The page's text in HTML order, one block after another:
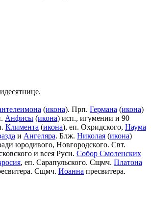
(икона). Прп. Германа (икона)
Анфисы (икона) исп., игумении и 90
Климента (икона), еп. Охридского, Наума
и Ангеляра. Блж. Николая (икона)
юродивого, Новгородского. Свт.
и всея Руси. Собор Смоленских
, еп. Сарапульского. Сщмч. Платона
Сщмч. Иоанна пресвитера.